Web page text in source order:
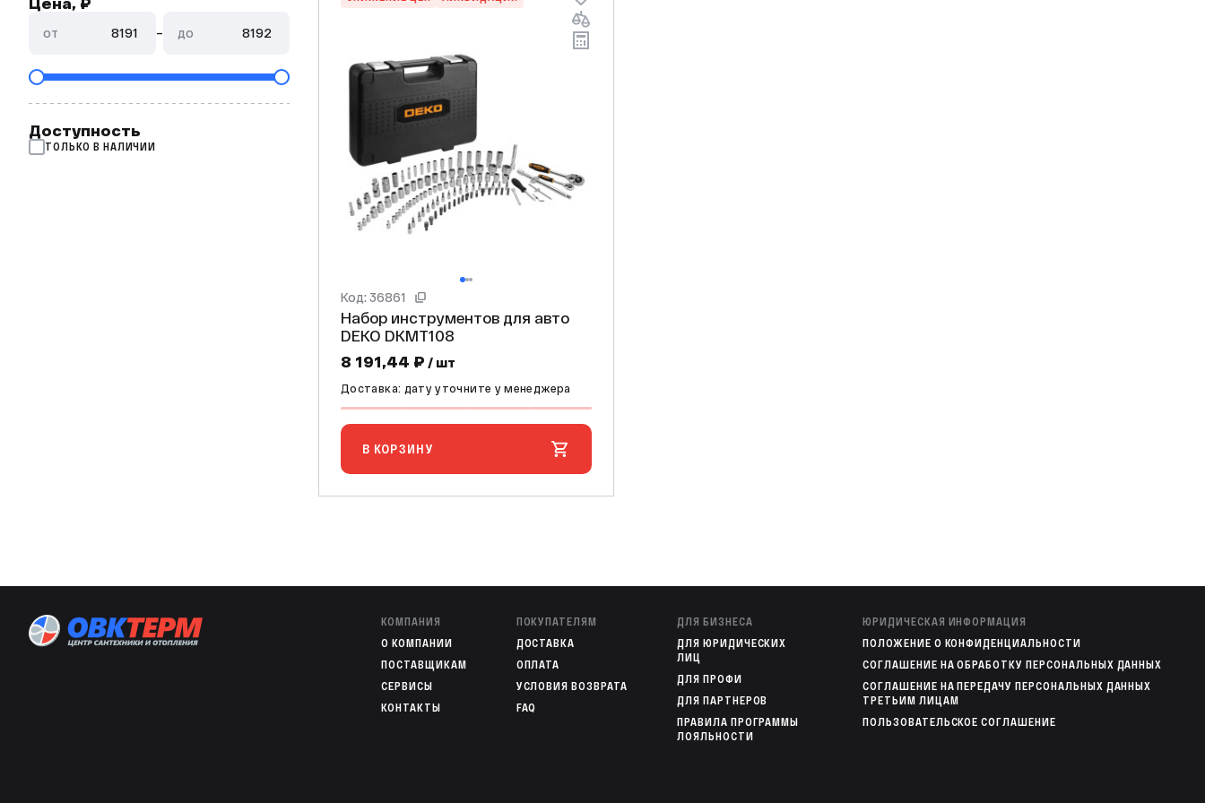
от – до
Доступность
ТОЛЬКО В НАЛИЧИИ
Код: 36861
Набор инструментов для авто
DEKO DKMT108
8 191,44 ₽ / шт
Доставка: дату уточните у менеджера
В КОРЗИНУ
КОМПАНИЯ
O КОМПАНИИ
ПОСТАВЩИКАМ
СЕРВИСЫ
КОНТАКТЫ
ПОКУПАТЕЛЯМ
ДОСТАВКА
ОПЛАТА
УСЛОВИЯ ВОЗВРАТА
FAQ
ДЛЯ БИЗНЕСА
ДЛЯ ЮРИДИЧЕСКИХ
ЛИЦ
ДЛЯ ПРОФИ
ДЛЯ ПАРТНЕРОВ
ПРАВИЛА ПРОГРАММЫ
ЛОЯЛЬНОСТИ
ЮРИДИЧЕСКАЯ ИНФОРМАЦИЯ
ПОЛОЖЕНИЕ О КОНФИДЕНЦИАЛЬНОСТИ
СОГЛАШЕНИЕ НА ОБРАБОТКУ ПЕРСОНАЛЬНЫХ ДАННЫХ
СОГЛАШЕНИЕ НА ПЕРЕДАЧУ ПЕРСОНАЛЬНЫХ ДАННЫХ
ТРЕТЬИМ ЛИЦАМ
ПОЛЬЗОВАТЕЛЬСКОЕ СОГЛАШЕНИЕ